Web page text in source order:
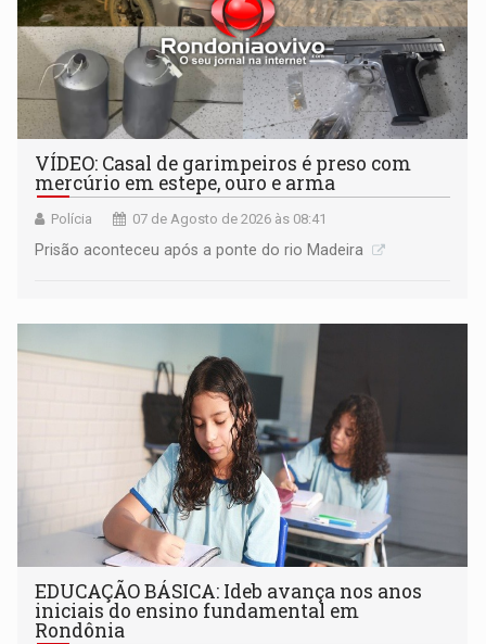
VÍDEO: Casal de garimpeiros é preso com
mercúrio em estepe, ouro e arma
Polícia 07 de Agosto de 2026 às 08:41
Prisão aconteceu após a ponte do rio Madeira
EDUCAÇÃO BÁSICA: Ideb avança nos anos
iniciais do ensino fundamental em
Rondônia